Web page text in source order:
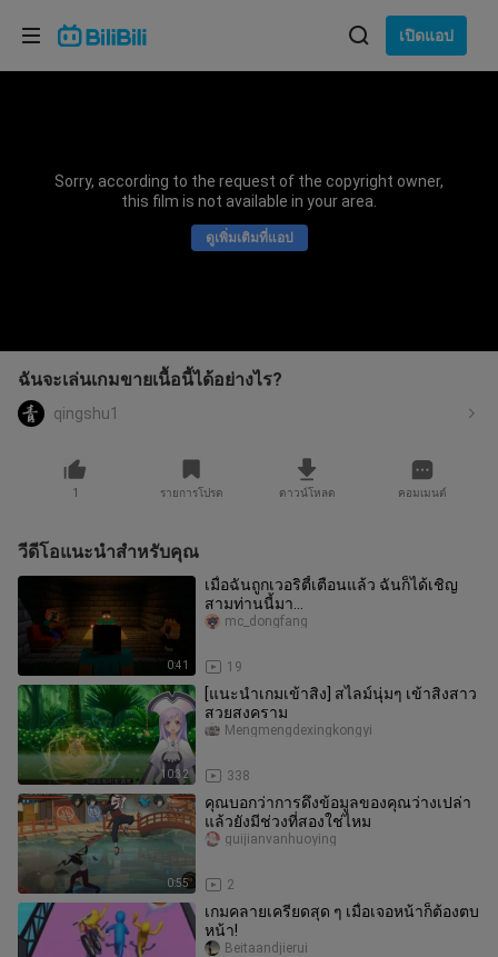
เปิดแอป
Sorry, according to the request of the copyright owner,
this film is not available in your area.
ดูเพิ่มเติมที่แอป
ฉันจะเล่นเกมขายเนื้อนี้ได้อย่างไร?
qingshu1
1 รายการโปรด ดาวน์โหลด คอมเมนต์
วีดีโอแนะนำสำหรับคุณ
0:41
เมื่อฉันถูกเวอริตี้เตือนแล้ว ฉันก็ได้เชิญ
สามท่านนี้มา…
19
mc_dongfang
10:32
[แนะนำเกมเข้าสิง] สไลม์นุ่มๆ เข้าสิงสาว
สวยสงคราม
338
Mengmengdexingkongyi
0:55
คุณบอกว่าการดึงข้อมูลของคุณว่างเปล่า
แล้วยังมีช่วงที่สองใช่ไหม
2
guijianvanhuoying
เกมคลายเครียดสุด ๆ เมื่อเจอหน้าก็ต้องตบ
หน้า!
Beitaandjierui
เลือกภาษา